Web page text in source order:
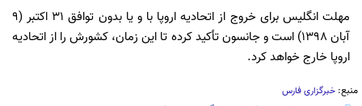
مهلت انگلیس برای خروج از اتحادیه اروپا با و یا بدون توافق ۳۱ اکتبر (9
آبان 1398) است و جانسون تأکید کرده تا این زمان، کشورش را از اتحادیه
اروپا خارج خواهد کرد.
منبع: خبرگزاری فارس